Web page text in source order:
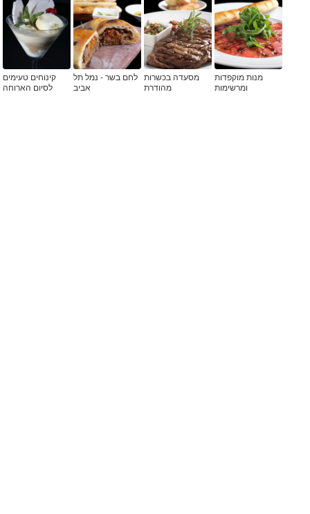
מנות מוקפדות
ומרשימות
מסעדה בכשרות
מהודרת
לחם בשר - נמל תל
אביב
קינוחים טעימים
לסיום הארוחה